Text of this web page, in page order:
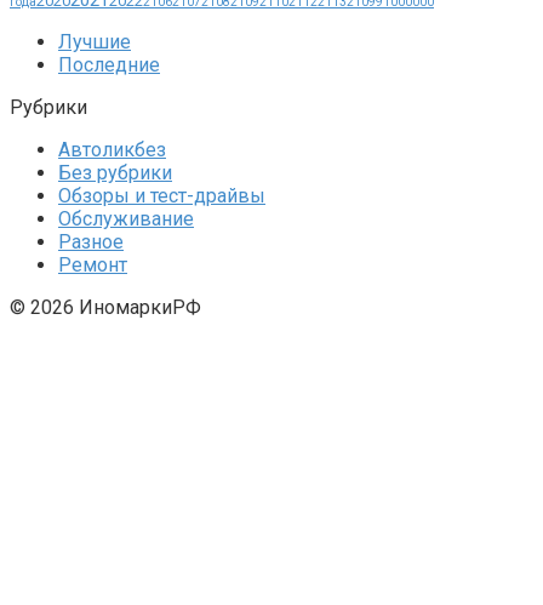
Лучшие
Последние
Рубрики
Автоликбез
Без рубрики
Обзоры и тест-драйвы
Обслуживание
Разное
Ремонт
© 2026 ИномаркиРФ